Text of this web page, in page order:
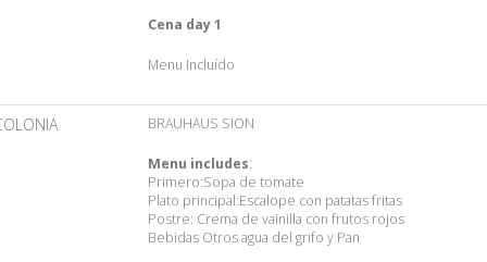
Cena day 1
Menu Incluído
BRAUHAUS SION
Menu includes:
Primero:Sopa de tomate
Plato principal:Escalope con patatas fritas
Postre: Crema de vainilla con frutos rojos
Bebidas Otros agua del grifo y Pan